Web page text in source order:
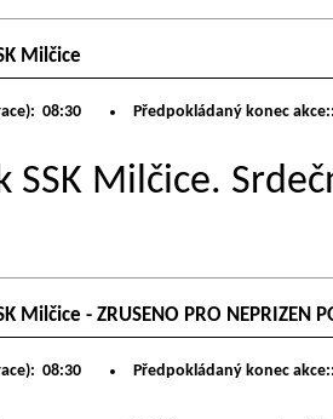
Milčice
08:30 Předpokládaný konec
SSK Milčice.
Milčice - ZRUSENO PRO NEPRIZEN
08:30 Předpokládaný konec